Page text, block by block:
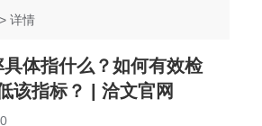
> 详情
体指什么？如何有效检
该指标？ | 洽文官网